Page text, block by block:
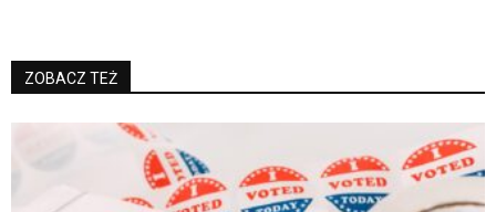
ZOBACZ TEŻ